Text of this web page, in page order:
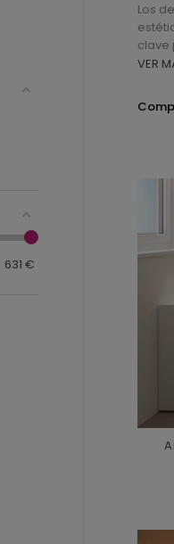
631 €
Los
clave
VER